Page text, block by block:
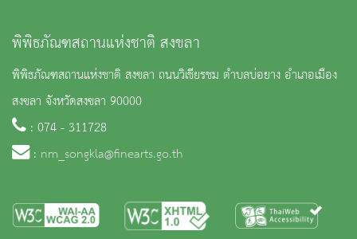
พิพิธภัณฑสถานแห่งชาติ สงขลา
พิพิธภัณฑสถานแห่งชาติ สงขลา ถนนวิเชียรชม ตำบลบ่อยาง อำเภอเมือง
สงขลา จังหวัดสงขลา 90000
: 074 - 311728
: nm_songkla@finearts.go.th